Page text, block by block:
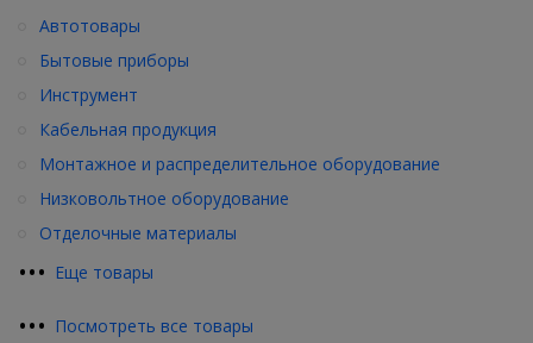
••• Еще товары
Автотовары
Бытовые приборы
Инструмент
Кабельная продукция
Монтажное и распределительное оборудование
Низковольтное оборудование
Отделочные материалы
••• Посмотреть все товары